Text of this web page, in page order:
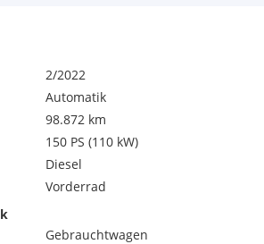
2/2022
Automatik
98.872 km
150 PS (110 kW)
Diesel
Vorderrad
Gebrauchtwagen